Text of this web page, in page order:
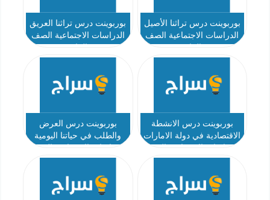
بوربوينت درس تراثنا الأصيل
الدراسات الاجتماعية الصف
بوربوينت درس تراثنا العريق
الدراسات الاجتماعية الصف
بوربوينت درس الانشطة
الاقتصادية في دولة الامارات
الرابع
بوربوينت درس العرض
والطلب في حياتنا اليومية
الرابع